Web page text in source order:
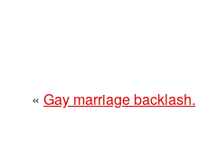
« Gay marriage backlash.